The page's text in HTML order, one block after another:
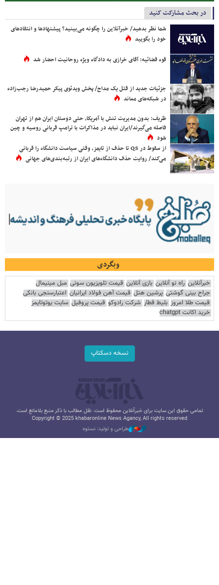
در بحث مشارکت کنید
شما نظر بدهید/ خبرآنلاین را چگونه می‌بینید؟ پیشنهادها و انتقادهای
خود را بگویید
قوه قضائیه: آقای خرازی به دادگاه ویژه روحانیت احضار شد
جزئیات جدید از قتل یک مداح/ پخش ویدئوی پیکر حمیدرضا رجب‌زاده
در شبکه‌های معاند
ظریف: بدون مدیریت تنش با آمریکا، حتی دوستان ایران هم از تهران
فاصله می‌گیرند/ایران نباید در مذاکرات با ترامپ قربانی روسیه و چین
شود
از سقوط در QS تا حذف از تایمز، وقتی سیاست دانشگاه را قربانی
می‌کند/ روایت حذف دانشگاه‌های ایران از رتبه‌بندی‌های جهانی
وبگردی
خبرآنلاین راه نو آنلاین بازی آنلاین قیمت تلویزیون سونی مبل مینیمال
جراح بینی گوشتی پرشین هتل قیمت آهن فولاد ایرانیان اعتبارسنجی بانکی
قیمت طلا امروز بلیط قطار شرکت رادوکو قیمت پروفیل سایت یوتوتایمز
خرید اکانت chatgpt
نسخه دسکتاپ
تمامی حقوق این سایت برای خبرآنلاین محفوظ است. نقل مطالب با ذکر منبع بلامانع است.
Copyright © 2025 khabaronline News Agancy, All rights reserved
طراحی و تولید: نستوه